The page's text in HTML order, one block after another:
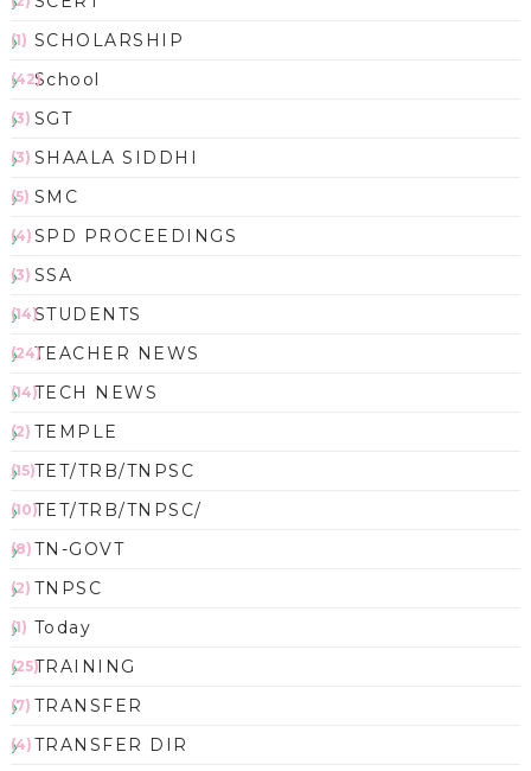
SCHOLARSHIP
(1)
School
(42)
SGT
(3)
SHAALA SIDDHI
(3)
SMC
(5)
SPD PROCEEDINGS
(4)
SSA
(3)
STUDENTS
(14)
TEACHER NEWS
(24)
TECH NEWS
(14)
TEMPLE
(2)
TET/TRB/TNPSC
(15)
TET/TRB/TNPSC/
(10)
TN-GOVT
(8)
TNPSC
(2)
Today
(1)
TRAINING
(25)
TRANSFER
(7)
TRANSFER DIR
(4)